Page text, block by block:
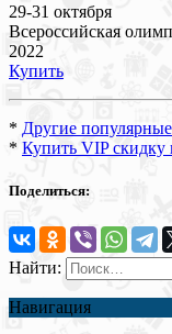
29-31 октября
Всероссийская
2022
Купить
* Другие
* Купить VIP скидку
Поделиться:
Найти:
Навигация